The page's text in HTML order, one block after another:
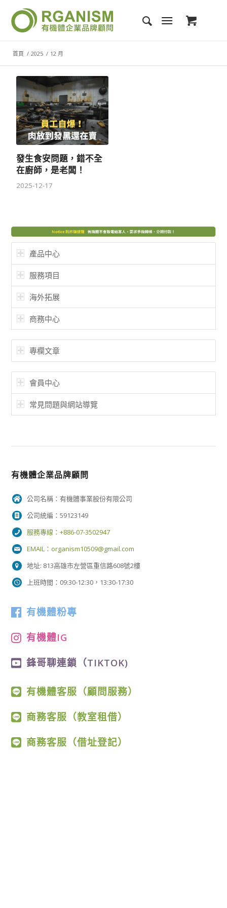
首頁 / 2025 / 12 月
發生食安問題，錯不全
在廚師，是老闆！
2025-12-17
產品中心
服務項目
海外拓展
商務中心
專欄文章
會員中心
常見問題與網站導覽
有機體企業品牌顧問
公司名稱：有機體事業股份有限公司
公司統編：59123149
服務專線：+886-07-3502947
EMAIL： organism10509@gmail.com
地址: 813高雄市左營區重信路608號2樓
上班時間：09:30-12:30，13:30-17:30
有機體粉專
有機體IG
鋒哥聊連鎖（TIKTOK)
有機體客服（顧問服務）
商務客服（教室租借）
商務客服（借址登記）